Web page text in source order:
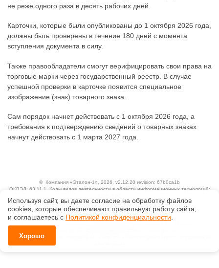
не реже одного раза в десять рабочих дней.
Карточки, которые были опубликованы до 1 октября 2026 года,
должны быть проверены в течение 180 дней с момента
вступления документа в силу.
Также правообладатели смогут верифицировать свои права на
торговые марки через государственный реестр. В случае
успешной проверки в карточке появится специальное
изображение (знак) товарного знака.
Сам порядок начнет действовать с 1 октября 2026 года, а
требования к подтверждению сведений о товарных знаках
начнут действовать с 1 марта 2027 года.
© Компания «Эталон-1», 2026, v2.12.20 revision: 67b0ca1b
ОКВЭД: 63.11.1, Коды видов деятельности в области информационных технологий:
Ценовая политика
Технологии
Справка о регистрации продуктов АО «Кодекс» в Реестре российского программного
Используя сайт, вы даете согласие на обработку файлов
сооkiеs, которые обеспечивают правильную работу сайта,
и соглашаетесь с Политикой конфиденциальности
Хорошо